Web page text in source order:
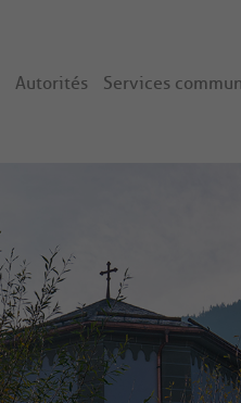
Autorités Services